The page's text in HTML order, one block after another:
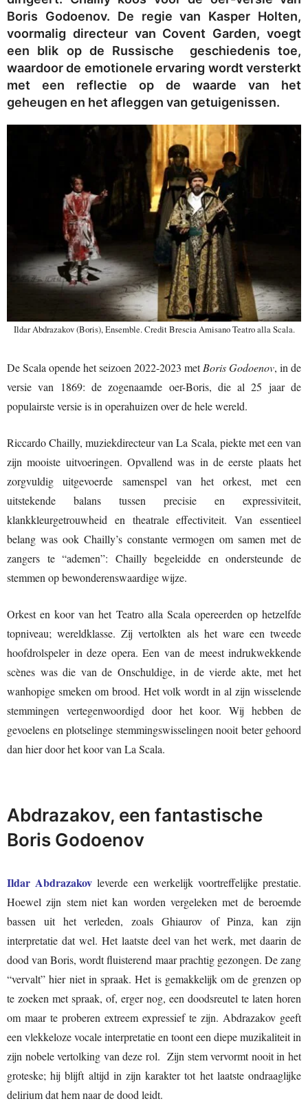
Boris Godoenov. De regie van Kasper Holten,
voormalig directeur van Covent Garden, voegt
een blik op de Russische geschiedenis toe,
waardoor de emotionele ervaring wordt versterkt
met een reflectie op de waarde van het
geheugen en het afleggen van getuigenissen.
Ildar Abdrazakov (Boris), Ensemble. Credit Brescia Amisano Teatro alla Scala.
De Scala opende het seizoen 2022-2023 metBoris Godoenov, in de
versie van 1869: de zogenaamde oer-Boris, die al 25 jaar de
populairste versie is in operahuizen over de hele wereld.
Riccardo Chailly, muziekdirecteur van La Scala, piekte met een van
zijn mooiste uitvoeringen. Opvallend was in de eerste plaats het
zorgvuldig uitgevoerde samenspel van het orkest, met een
uitstekende balans tussen precisie en expressiviteit,
klankkleurgetrouwheid en theatrale effectiviteit. Van essentieel
belang was ook Chailly’s constante vermogen om samen met de
zangers te “ademen”: Chailly begeleidde en ondersteunde de
stemmen op bewonderenswaardige wijze.
Orkest en koor van het Teatro alla Scala opereerden op hetzelfde
topniveau; wereldklasse. Zij vertolkten als het ware een tweede
hoofdrolspeler in deze opera. Een van de meest indrukwekkende
scènes was die van de Onschuldige, in de vierde akte, met het
wanhopige smeken om brood. Het volk wordt in al zijn wisselende
stemmingen vertegenwoordigd door het koor. Wij hebben de
gevoelens en plotselinge stemmingswisselingen nooit beter gehoord
dan hier door het koor van La Scala.
Abdrazakov, een fantastische
Boris Godoenov
Ildar Abdrazakov leverde een werkelijk voortreffelijke prestatie.
Hoewel zijn stem niet kan worden vergeleken met de beroemde
bassen uit het verleden, zoals Ghiaurov of Pinza, kan zijn
interpretatie dat wel. Het laatste deel van het werk, met daarin de
dood van Boris, wordt fluisterend maar prachtig gezongen. De zang
“vervalt” hier niet in spraak. Het is gemakkelijk om de grenzen op
te zoeken met spraak, of, erger nog, een doodsreutel te laten horen
om maar te proberen extreem expressief te zijn. Abdrazakov geeft
een vlekkeloze vocale interpretatie en toont een diepe muzikaliteit in
zijn nobele vertolking van deze rol. Zijn stem vervormt nooit in het
groteske; hij blijft altijd in zijn karakter tot het laatste ondraaglijke
delirium dat hem naar de dood leidt.